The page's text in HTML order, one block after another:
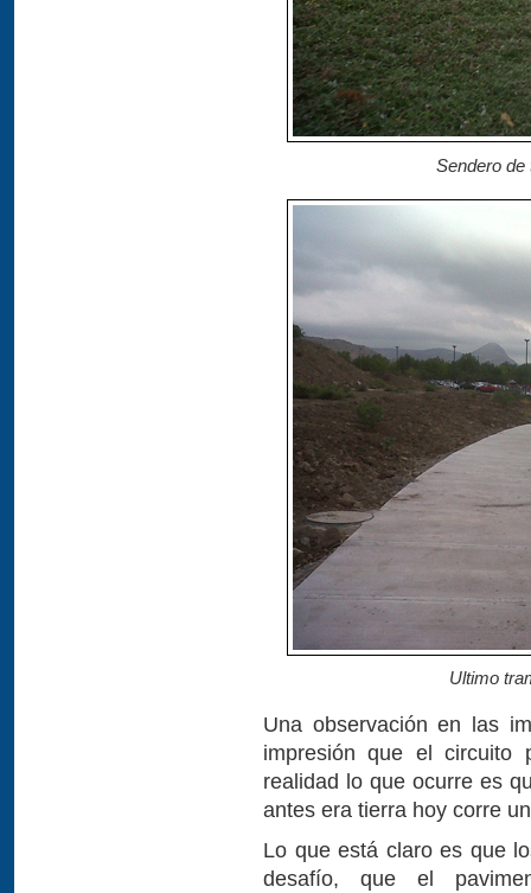
Sendero de
Ultimo
Una observación en las
impresión que el
realidad lo que ocurre es
antes era tierra hoy corre
Lo que está claro es que
desafío, que el